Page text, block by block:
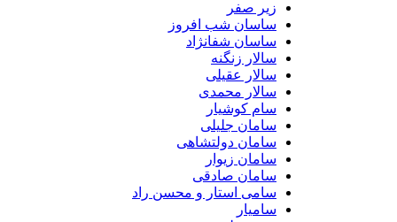
زیر صفر
ساسان شب افروز
ساسان شفانژاد
سالار زنگنه
سالار عقیلی
سالار محمدی
سام کوشیار
سامان جلیلی
سامان دولتشاهی
سامان زیوار
سامان صادقی
سامی استار و محسن راد
سامیار